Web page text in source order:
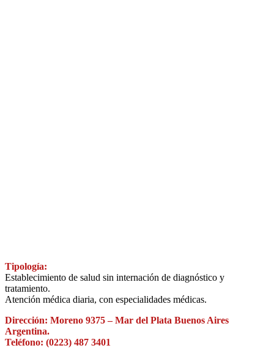
Tipología:
Establecimiento de salud sin internación de diagnóstico y
tratamiento.
Atención médica diaria, con especialidades médicas.
Dirección: Moreno 9375 – Mar del Plata Buenos Aires
Argentina.
Teléfono: (0223) 487 3401